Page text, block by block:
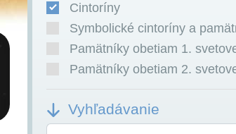
Cintoríny
Symbolické cintoríny a
Pamätníky obetiam 1.
Pamätníky obetiam 2.
Vyhľadávanie